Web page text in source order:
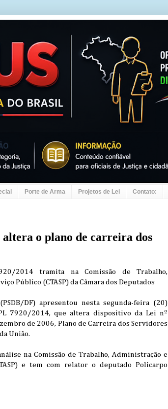
Porte de Arma Projetos de Lei Contato:
altera o plano de carreira dos
2014 tramita na Comissão de Trabalho,
Público (CTASP) da Câmara dos Deputados
DF) apresentou nesta segunda-feira (20)
7920/2014, que altera dispositivo da Lei nº
de 2006, Plano de Carreira dos Servidores
União.
na Comissão de Trabalho, Administração e
e tem com relator o deputado Policarpo